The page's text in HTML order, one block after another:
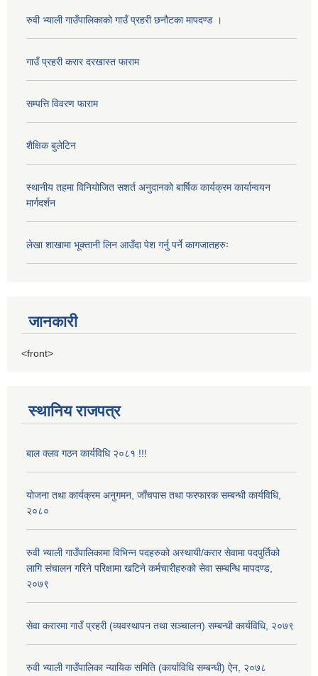
रुवी भ्याली गाउँपालिकाको गाउँ प्रहरी छनौटका मापदण्ड ।
गाउँ प्रहरी करार दरखास्त फाराम
सम्पत्ति विवरण फाराम
शैक्षिक बुलेटिन
स्थानीय तहमा विनियोजित सशर्त अनुदानको बार्षिक कार्यक्रम कार्यान्वयन
मार्गदर्शन
लेखा शाखामा भूक्तानी लिन आउँदा पेश गर्नु पर्ने कागजातहरुः
जानकारी
<front>
स्थानिय राजपत्र
बाल क्लव गठन कार्यविधि २०८१ !!!
योजना तथा कार्यक्रम अनुगमन, जाँचपास तथा फरफारक सम्बन्धी कार्यविधि,
२०८०
रुवी भ्याली गाउँपालिकामा विभिन्न पदहरुको अस्थायी/करार सेवामा पदपुर्तिको
लागि संचालन गरिने परिक्षामा खटिने कर्मचारीहरुको सेवा सम्बन्धि मापदण्ड,
२०७९
सेवा करारमा गाउँ प्रहरी (व्यवस्थापन तथा सञ्चालन) सम्बन्धी कार्यविधि, २०७९
रुवी भ्याली गाउँपालिका न्यायिक समिति (कार्याविधि सम्बन्धी) ऐन, २०७८